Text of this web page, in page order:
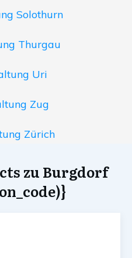
Solothurn
Thurgau
Uri
Zug
Zürich
zu Burgdorf